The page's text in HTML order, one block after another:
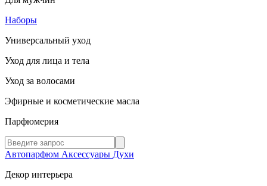
Наборы
Универсальный уход
Уход для лица и тела
Уход за волосами
Эфирные и косметические масла
Парфюмерия
Автопарфюм Аксессуары Духи
Декор интерьера